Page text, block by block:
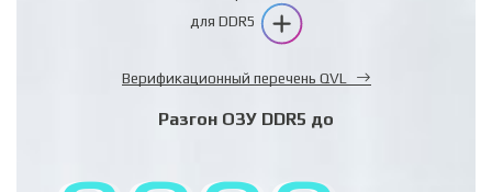
для DDR5
Верификационный перечень QVL
Разгон ОЗУ DDR5 до